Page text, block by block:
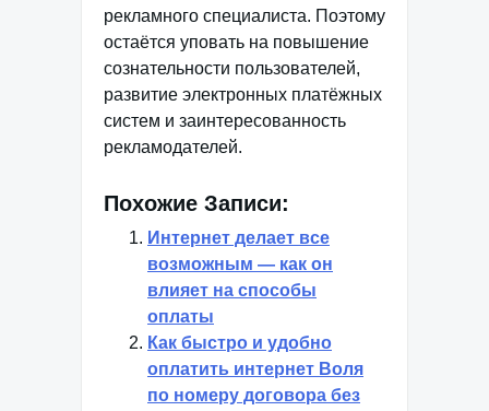
рекламного специалиста. Поэтому
остаётся уповать на повышение
сознательности пользователей,
развитие электронных платёжных
систем и заинтересованность
рекламодателей.
Похожие Записи:
Интернет делает все
возможным — как он
влияет на способы
оплаты
Как быстро и удобно
оплатить интернет Воля
по номеру договора без